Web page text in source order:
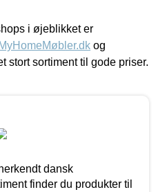
i øjeblikket er
MyHomeMøbler.dk og
stort sortiment til gode priser.
dansk
finder du produkter til